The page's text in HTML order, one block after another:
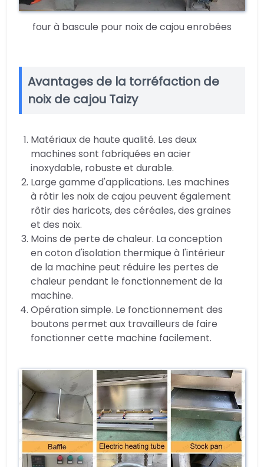
four à bascule pour noix de cajou enrobées
Avantages de la torréfaction de
noix de cajou Taizy
Matériaux de haute qualité. Les deux
machines sont fabriquées en acier
inoxydable, robuste et durable.
Large gamme d'applications. Les machines
à rôtir les noix de cajou peuvent également
rôtir des haricots, des céréales, des graines
et des noix.
Moins de perte de chaleur. La conception
en coton d'isolation thermique à l'intérieur
de la machine peut réduire les pertes de
chaleur pendant le fonctionnement de la
machine.
Opération simple. Le fonctionnement des
boutons permet aux travailleurs de faire
fonctionner cette machine facilement.